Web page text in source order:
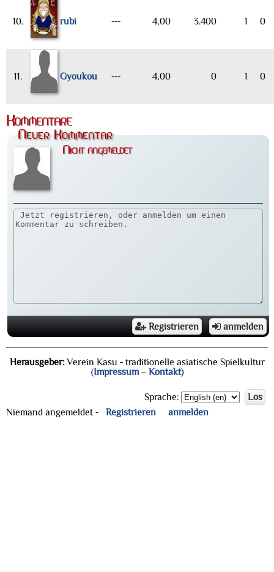
10. rubi --- 4,00 3.400 1 0
11. Gyoukou --- 4,00 0 1 0
Kommentare
Neuer Kommentar
Nicht angemeldet
Registrieren anmelden
Herausgeber:Verein Kasu - traditionelle asiatische Spielkultur
(Impressum– Kontakt)
Sprache:
Los
Niemand angemeldet -
Registrieren anmelden